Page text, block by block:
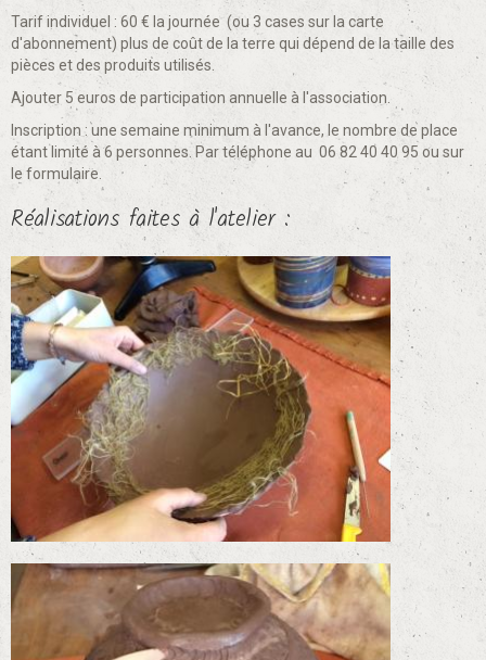
Tarif individuel : 60 € la journée (ou 3 cases sur la carte
d'abonnement) plus de coût de la terre qui dépend de la taille des
pièces et des produits utilisés.
Ajouter 5 euros de participation annuelle à l'association.
Inscription : une semaine minimum à l'avance, le nombre de place
étant limité à 6 personnes. Par téléphone au 06 82 40 40 95 ou sur
le formulaire.
Réalisations faites à l'atelier :